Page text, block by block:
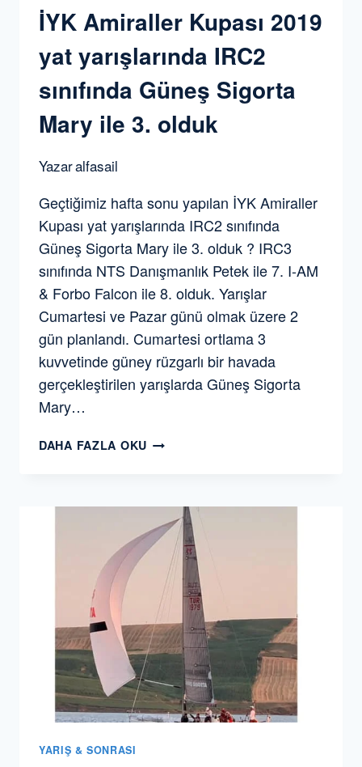
İYK Amiraller Kupası 2019
yat yarışlarında IRC2
sınıfında Güneş Sigorta
Mary ile 3. olduk
Yazaralfasail
Geçtiğimiz hafta sonu yapılan İYK Amiraller
Kupası yat yarışlarında IRC2 sınıfında
Güneş Sigorta Mary ile 3. olduk ? IRC3
sınıfında NTS Danışmanlık Petek ile 7. I-AM
& Forbo Falcon ile 8. olduk. Yarışlar
Cumartesi ve Pazar günü olmak üzere 2
gün planlandı. Cumartesi ortlama 3
kuvvetinde güney rüzgarlı bir havada
gerçekleştirilen yarışlarda Güneş Sigorta
Mary…
DAHA FAZLA OKU İYK
YARIŞLARINDA
IRC2
SINIFINDA
GÜNEŞ
SIGORTA
MARY
ILE
3.
OLDUK
YARIŞ & SONRASI